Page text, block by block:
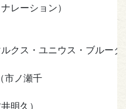
レーション）
クス・ユニウス・ブルータ
市ノ瀬千
明久）